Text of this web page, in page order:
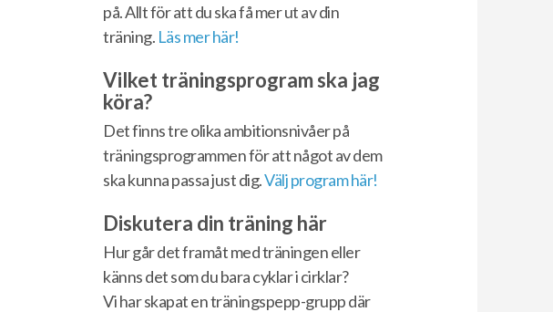
på. Allt för att du ska få mer ut av din
träning. Läs mer här!
Vilket träningsprogram ska jag
köra?
Det finns tre olika ambitionsnivåer på
träningsprogrammen för att något av dem
ska kunna passa just dig.Välj program här!
Diskutera din träning här
Hur går det framåt med träningen eller
känns det som du bara cyklar i cirklar?
Vi har skapat en träningspepp-grupp där